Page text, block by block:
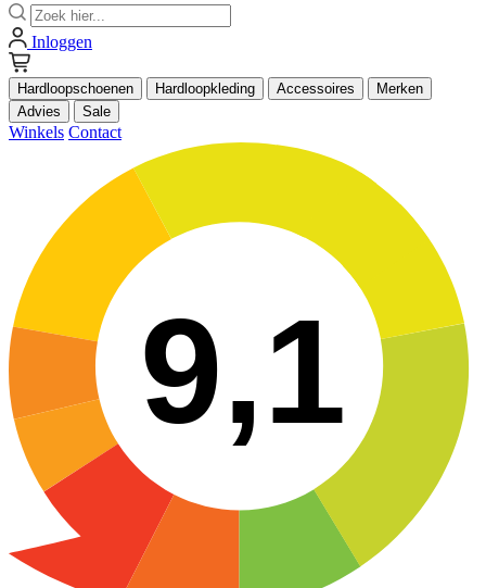
Zoek
Inloggen
Hardloopschoenen Hardloopkleding Accessoires
Merken
Advies
Sale
Winkels Contact
9,1